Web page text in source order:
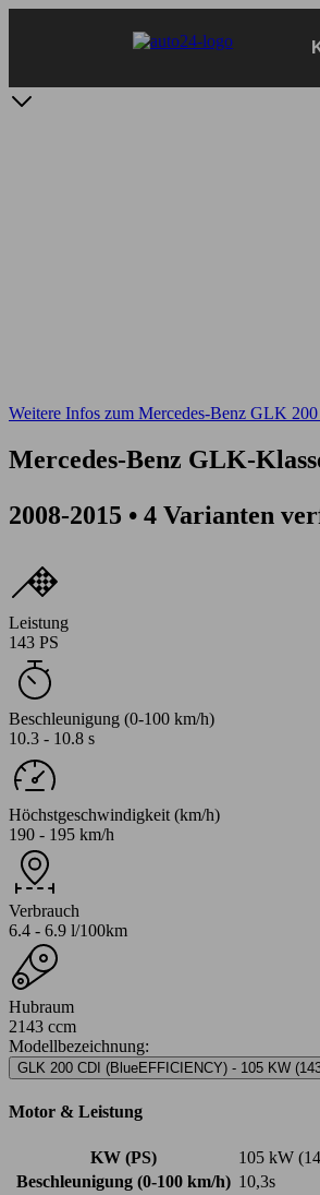
Weitere Infos zum Mercedes-Benz GLK 200
Mercedes-Benz GLK-
2008-2015 • 4 Varianten
Leistung
143 PS
Beschleunigung (0-100 km/h)
10.3 - 10.8 s
Höchstgeschwindigkeit (km/h)
190 - 195 km/h
Verbrauch
6.4 - 6.9 l/100km
Hubraum
2143 ccm
Modellbezeichnung:
GLK 200 CDI (BlueEFFICIENCY) - 105 KW
Motor & Leistung
KW (PS)
105 kW
Beschleunigung (0-100 km/h) 10,3s